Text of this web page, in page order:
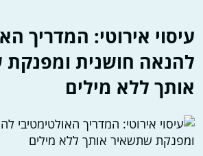
עיסוי אירוטי: המדריך
להנאה חושנית
אותך ללא מילים